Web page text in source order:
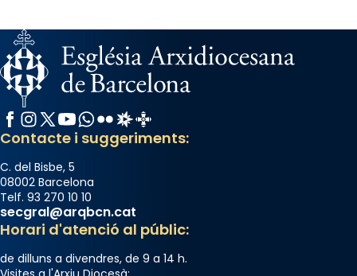
Facebook
Instagram
X / Twitter
YouTube
WhatsApp
FlickrRadio Estel
Catalunya Cristiana
Contacte i suggeriments:
C. del Bisbe, 5
08002 Barcelona
Telf. 93 270 10 10
secgral@arqbcn.cat
Horari d'atenció al públic:
de dilluns a divendres, de 9 a 14 h.